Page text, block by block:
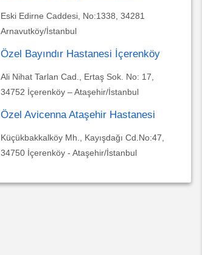
Eski Edirne Caddesi, No:1338, 34281
Arnavutköy/İstanbul
Özel Bayındır Hastanesi İçerenköy
Ali Nihat Tarlan Cad., Ertaş Sok. No: 17,
34752 İçerenköy – Ataşehir/İstanbul
Özel Avicenna Ataşehir Hastanesi
Küçükbakkalköy Mh., Kayışdağı Cd.No:47,
34750 İçerenköy - Ataşehir/İstanbul